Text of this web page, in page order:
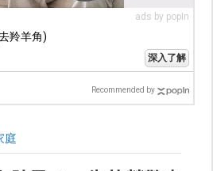
ads by popIn
羚羊角)
深入了解
Recommended by
庭